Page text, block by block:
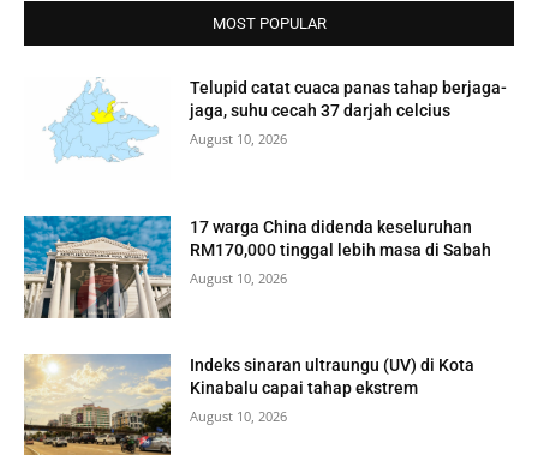
MOST POPULAR
Telupid catat cuaca panas tahap berjaga-
jaga, suhu cecah 37 darjah celcius
August 10, 2026
17 warga China didenda keseluruhan
RM170,000 tinggal lebih masa di Sabah
August 10, 2026
Indeks sinaran ultraungu (UV) di Kota
Kinabalu capai tahap ekstrem
August 10, 2026